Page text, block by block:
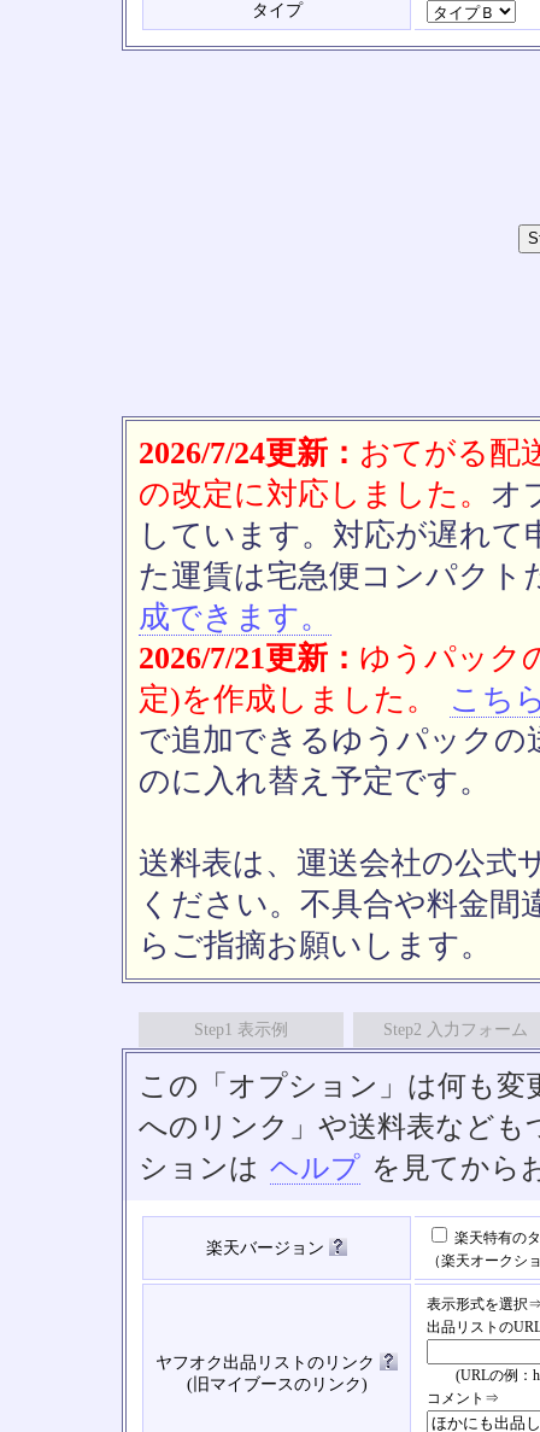
タイプ
2026/7/24更新： おてがる配
の改定に対応しました。 オ
しています。対応が遅れ
た運賃は宅急便コンパクト
成できます。
2026/7/21更新： ゆうパック
定)を作成しました。
こち
で追加できるゆうパックの
のに入れ替え予定です。
送料表は、運送会社の公式
ください。不具合や料金間
らご指摘お願いします。
Step1 表示例 Step2 入力フォーム
この「オプション」は何も
へのリンク」や送料表など
ションは ヘルプ を見てから
楽天バージョン
楽天特有の
（楽天オークシ
ヤフオク出品リストのリンク
(旧マイブースのリンク)
表示形式を選択
出品リストの
(URLの例：
コメント⇒